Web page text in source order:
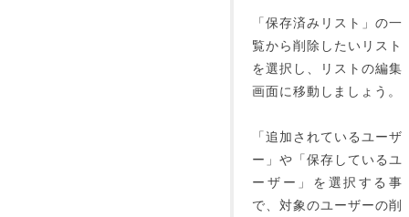
「保存済みリスト」の一
覧から削除したいリスト
を選択し、リストの編集
画面に移動しましょう。
「追加されているユーザ
ー」や「保存しているユ
ーザー」を選択する事
で、対象のユーザーの削